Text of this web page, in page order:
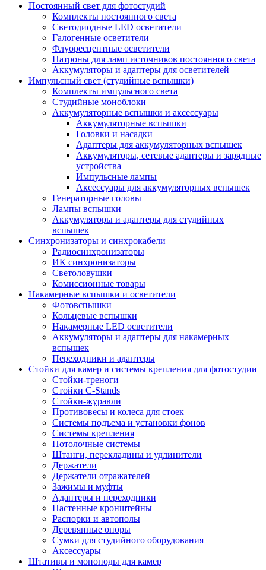
Постоянный свет для фотостудий
Комплекты постоянного света
Светодиодные LED осветители
Галогенные осветители
Флуоресцентные осветители
Патроны для ламп источников постоянного света
Аккумуляторы и адаптеры для осветителей
Импульсный свет (студийные вспышки)
Комплекты импульсного света
Студийные моноблоки
Аккумуляторные вспышки и аксессуары
Аккумуляторные вспышки
Головки и насадки
Адаптеры для аккумуляторных вспышек
Аккумуляторы, сетевые адаптеры и зарядные
устройства
Импульсные лампы
Аксессуары для аккумуляторных вспышек
Генераторные головы
Лампы вспышки
Аккумуляторы и адаптеры для студийных
вспышек
Синхронизаторы и синхрокабели
Радиосинхронизаторы
ИК синхронизаторы
Светоловушки
Комиссионные товары
Накамерные вспышки и осветители
Фотовспышки
Кольцевые вспышки
Накамерные LED осветители
Аккумуляторы и адаптеры для накамерных
вспышек
Переходники и адаптеры
Стойки для камер и системы крепления для фотостудии
Стойки-треноги
Стойки C-Stands
Стойки-журавли
Противовесы и колеса для стоек
Системы подъема и установки фонов
Системы крепления
Потолочные системы
Штанги, перекладины и удлинители
Держатели
Держатели отражателей
Зажимы и муфты
Адаптеры и переходники
Настенные кронштейны
Распорки и автополы
Деревянные опоры
Сумки для студийного оборудования
Аксессуары
Штативы и моноподы для камер